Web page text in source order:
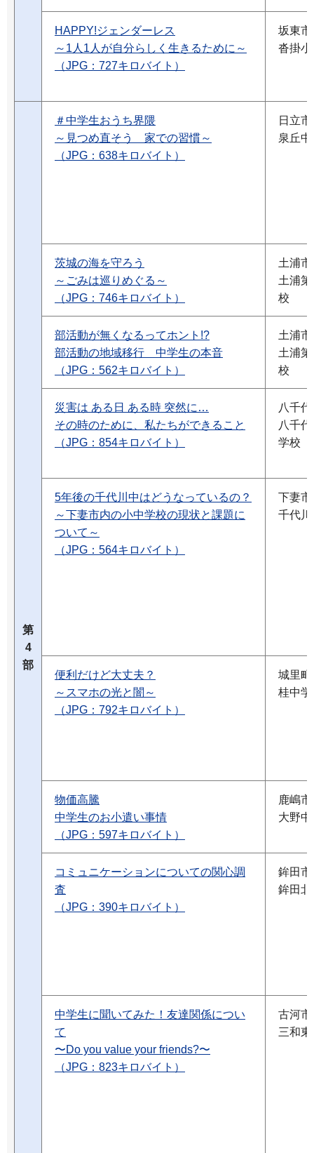
HAPPY!ジェンダーレス
～1人1人が自分らしく生きるために～
（JPG：727キロバイト）
坂東市
沓掛
第
4
部
＃中学生おうち界隈
～見つめ直そう 家での習慣～
（JPG：638キロバイト）
日立
泉丘
茨城の海を守ろう
～ごみは巡りめぐる～
（JPG：746キロバイト）
土浦
土浦
校
部活動が無くなるってホント!?
部活動の地域移行 中学生の本音
（JPG：562キロバイト）
土浦
土浦
校
災害は ある日 ある時 突然に…
その時のために、私たちができること
（JPG：854キロバイト）
八千
八千
学校
5年後の千代川中はどうなっているの？
～下妻市内の小中学校の現状と課題に
ついて～
（JPG：564キロバイト）
下妻市
千代
便利だけど大丈夫？
～スマホの光と闇～
（JPG：792キロバイト）
城里町
桂中学
物価高騰
中学生のお小遣い事情
（JPG：597キロバイト）
鹿嶋
大野
コミュニケーションについての関心調
査
（JPG：390キロバイト）
鉾田市
鉾田
中学生に聞いてみた！友達関係につい
て
〜Do you value your friends?〜
（JPG：823キロバイト）
古河市
三和